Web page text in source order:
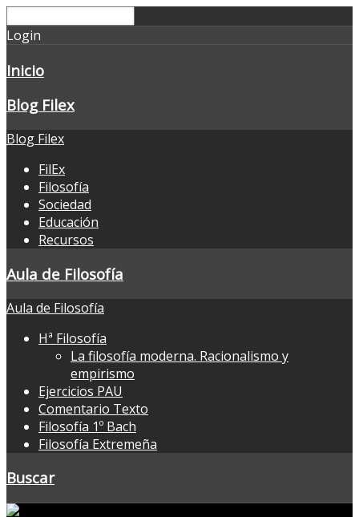
Login
Inicio
Blog Filex
Blog Filex
FilEx
Filosofía
Sociedad
Educación
Recursos
Aula de Filosofía
Aula de Filosofía
Hª Filosofía
La filosofía moderna. Racionalismo y
empirismo
Ejercicios PAU
Comentario Texto
Filosofía 1º Bach
Filosofía Extremeña
Buscar